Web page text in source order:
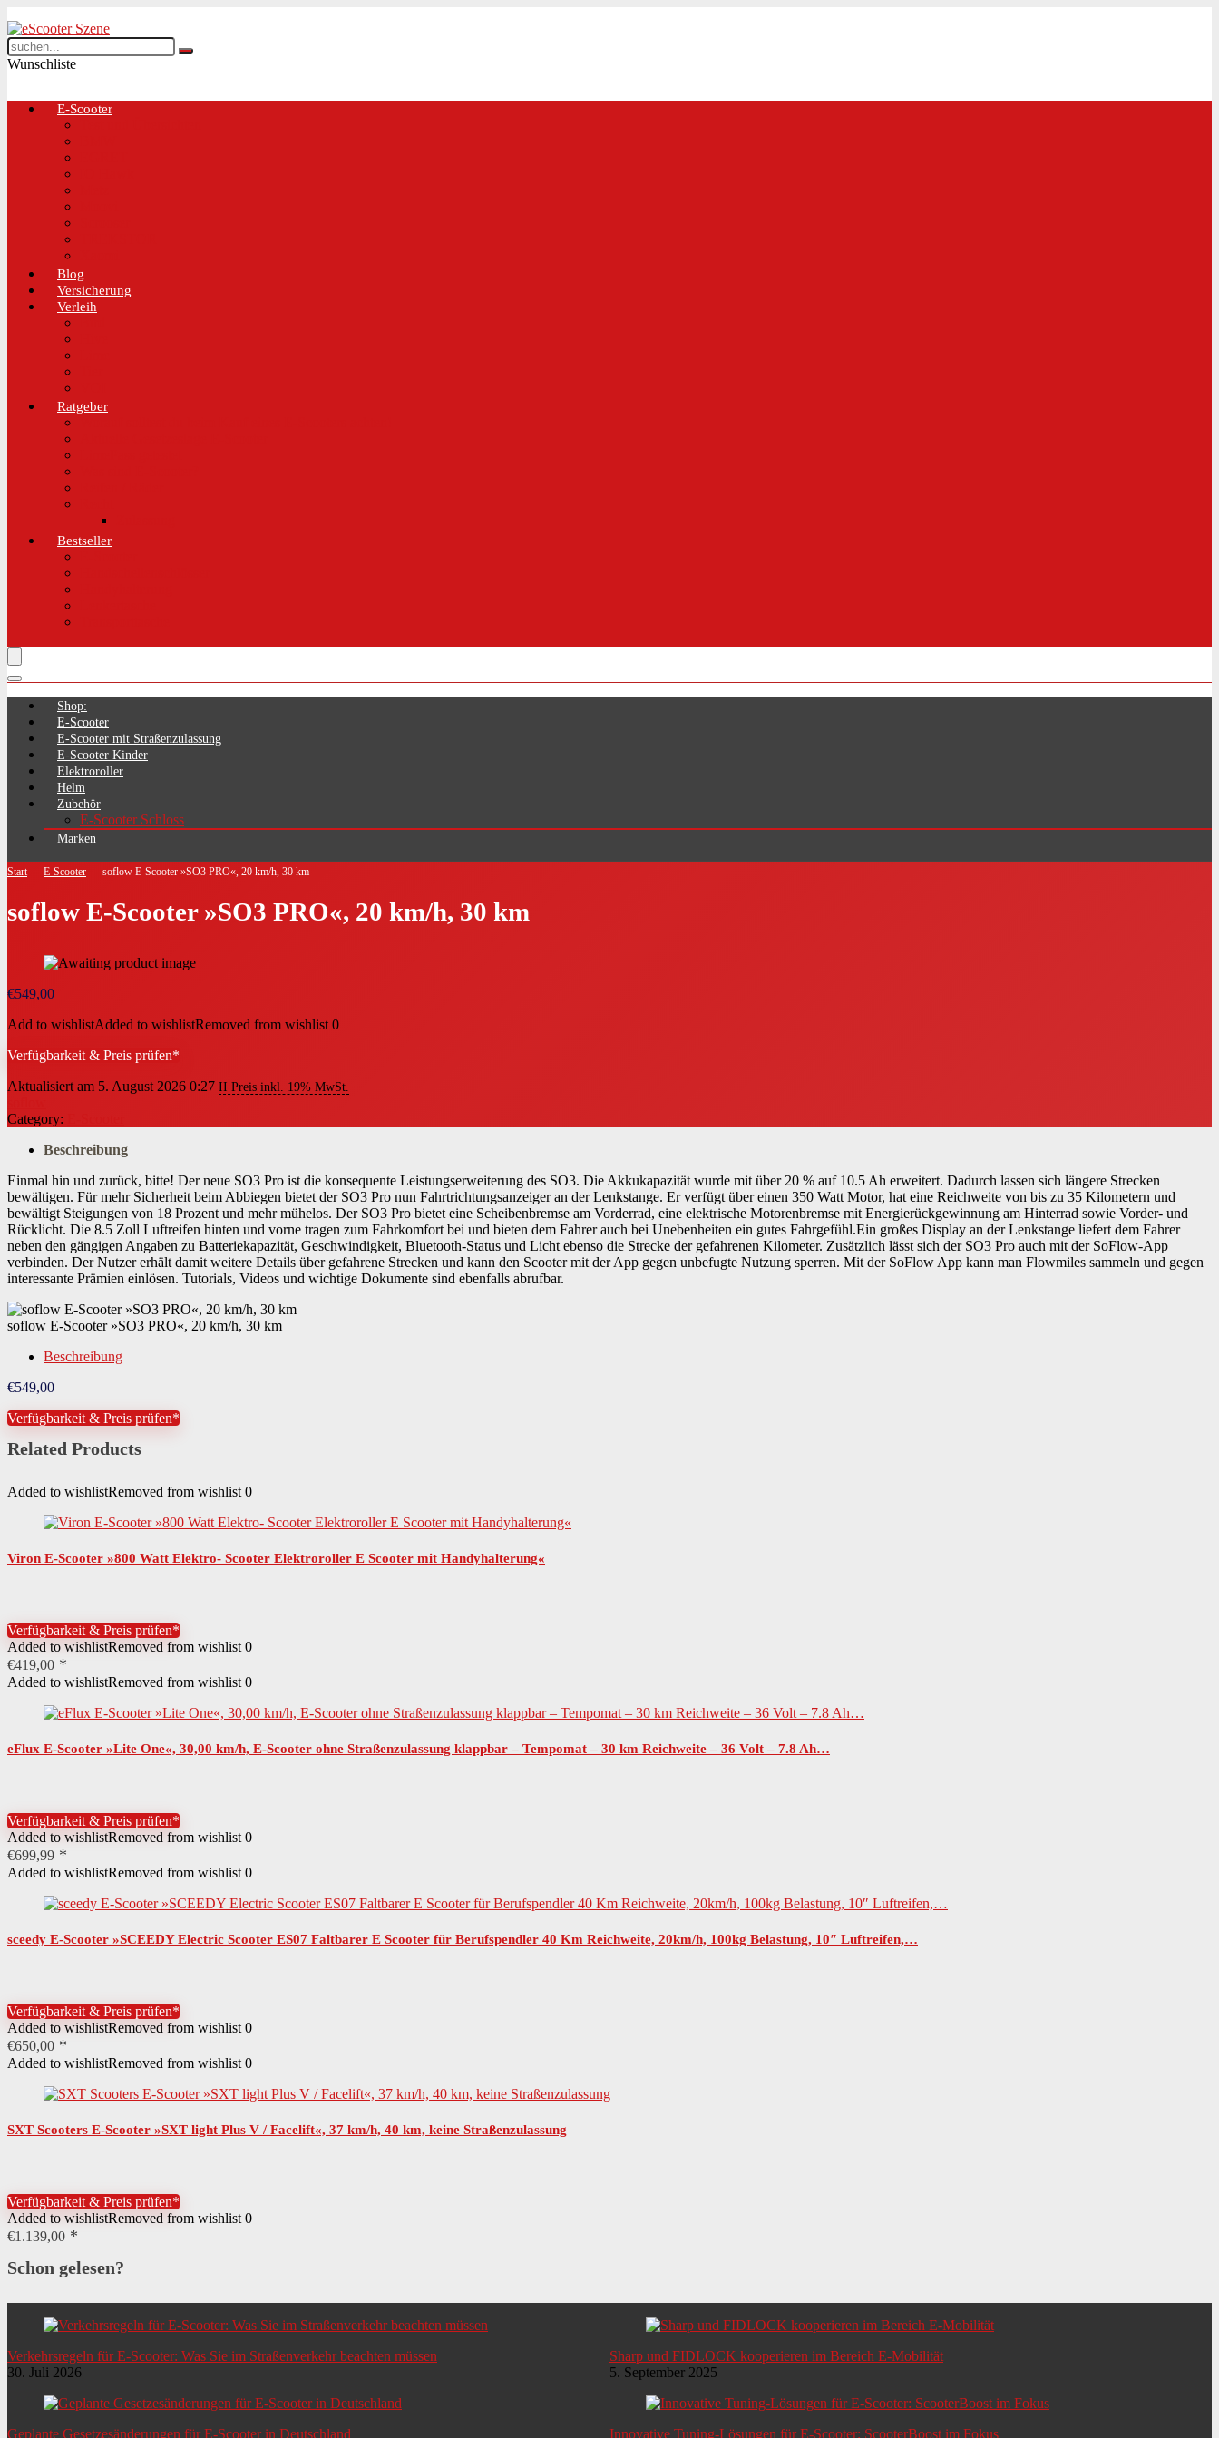
Wunschliste
E-Scooter
Blog
Versicherung
Verleih
Ratgeber
Bestseller
Shop:
E-Scooter
E-Scooter mit Straßenzulassung
E-Scooter Kinder
Elektroroller
Helm
Zubehör
E-Scooter Schloss
Marken
Start E-Scooter soflow E-Scooter »SO3 PRO«, 20 km/h, 30 km
soflow E-Scooter »SO3 PRO«, 20 km/h, 30 km
€549,00
Add to wishlistAdded to wishlistRemoved from wishlist 0
Verfügbarkeit & Preis prüfen*
Aktualisiert am 5. August 2026 0:27 II Preis inkl. 19% MwSt.
Category:
Beschreibung
Einmal hin und zurück, bitte! Der neue SO3 Pro ist die konsequente Leistungserweiterung des SO3. Die Akkukapazität wurde mit über 20 % auf 10.5 Ah erweitert. Dadurch lassen sich längere Strecken
bewältigen. Für mehr Sicherheit beim Abbiegen bietet der SO3 Pro nun Fahrtrichtungsanzeiger an der Lenkstange. Er verfügt über einen 350 Watt Motor, hat eine Reichweite von bis zu 35 Kilometern und
bewältigt Steigungen von 18 Prozent und mehr mühelos. Der SO3 Pro bietet eine Scheibenbremse am Vorderrad, eine elektrische Motorenbremse mit Energierückgewinnung am Hinterrad sowie Vorder- und
Rücklicht. Die 8.5 Zoll Luftreifen hinten und vorne tragen zum Fahrkomfort bei und bieten dem Fahrer auch bei Unebenheiten ein gutes Fahrgefühl.Ein großes Display an der Lenkstange liefert dem Fahrer
neben den gängigen Angaben zu Batteriekapazität, Geschwindigkeit, Bluetooth-Status und Licht ebenso die Strecke der gefahrenen Kilometer. Zusätzlich lässt sich der SO3 Pro auch mit der SoFlow-App
verbinden. Der Nutzer erhält damit weitere Details über gefahrene Strecken und kann den Scooter mit der App gegen unbefugte Nutzung sperren. Mit der SoFlow App kann man Flowmiles sammeln und gegen
interessante Prämien einlösen. Tutorials, Videos und wichtige Dokumente sind ebenfalls abrufbar.
soflow E-Scooter »SO3 PRO«, 20 km/h, 30 km
Beschreibung
€549,00
Verfügbarkeit & Preis prüfen*
Related Products
Added to wishlistRemoved from wishlist 0
Viron E-Scooter »800 Watt Elektro- Scooter Elektroroller E Scooter mit Handyhalterung«
Verfügbarkeit & Preis prüfen*
Added to wishlistRemoved from wishlist 0
€419,00
Added to wishlistRemoved from wishlist 0
eFlux E-Scooter »Lite One«, 30,00 km/h, E-Scooter ohne Straßenzulassung klappbar – Tempomat – 30 km Reichweite – 36 Volt – 7.8 Ah…
Verfügbarkeit & Preis prüfen*
Added to wishlistRemoved from wishlist 0
€699,99
Added to wishlistRemoved from wishlist 0
sceedy E-Scooter »SCEEDY Electric Scooter ES07 Faltbarer E Scooter für Berufspendler 40 Km Reichweite, 20km/h, 100kg Belastung, 10″ Luftreifen,…
Verfügbarkeit & Preis prüfen*
Added to wishlistRemoved from wishlist 0
€650,00
Added to wishlistRemoved from wishlist 0
SXT Scooters E-Scooter »SXT light Plus V / Facelift«, 37 km/h, 40 km, keine Straßenzulassung
Verfügbarkeit & Preis prüfen*
Added to wishlistRemoved from wishlist 0
€1.139,00
Schon gelesen?
Verkehrsregeln für E-Scooter: Was Sie im Straßenverkehr beachten müssen
30. Juli 2026
Sharp und FIDLOCK kooperieren im Bereich E-Mobilität
5. September 2025
Geplante Gesetzesänderungen für E-Scooter in Deutschland
Innovative Tuning-Lösungen für E-Scooter: ScooterBoost im Fokus